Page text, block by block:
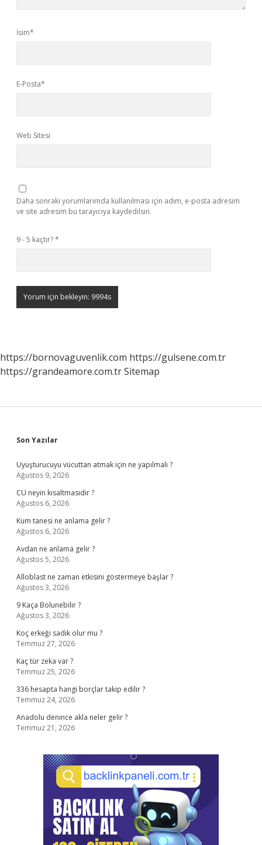
İsim*
E-Posta*
Web Sitesi
Daha sonraki yorumlarımda kullanılması için adım, e-posta adresim
ve site adresim bu tarayıcıya kaydedilsin.
9 - 5 kaçtır?*
https://bornovaguvenlik.com https://gulsene.com.tr
https://grandeamore.com.trSitemap
Sidebar
Son Yazılar
Uyuşturucuyu vücuttan atmak için ne yapılmalı ?
Ağustos 9, 2026
CU neyin kısaltmasıdır ?
Ağustos 6, 2026
Kum tanesi ne anlama gelir ?
Ağustos 6, 2026
Avdan ne anlama gelir ?
Ağustos 5, 2026
Alloblast ne zaman etkisini göstermeye başlar ?
Ağustos 3, 2026
9 Kaça Bolunebilir ?
Ağustos 3, 2026
Koç erkeği sadık olur mu ?
Temmuz 27, 2026
Kaç tür zeka var ?
Temmuz 25, 2026
336 hesapta hangi borçlar takip edilir ?
Temmuz 24, 2026
Anadolu denince akla neler gelir ?
Temmuz 21, 2026